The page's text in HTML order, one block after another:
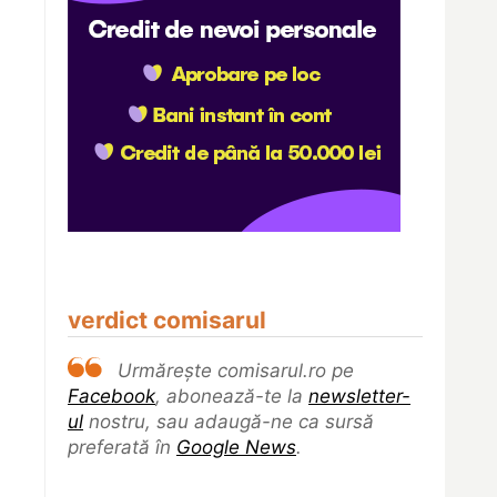
verdict comisarul
Urmărește comisarul.ro pe
Facebook, abonează-te la newsletter-
ul nostru, sau adaugă-ne ca sursă
preferată în Google News.